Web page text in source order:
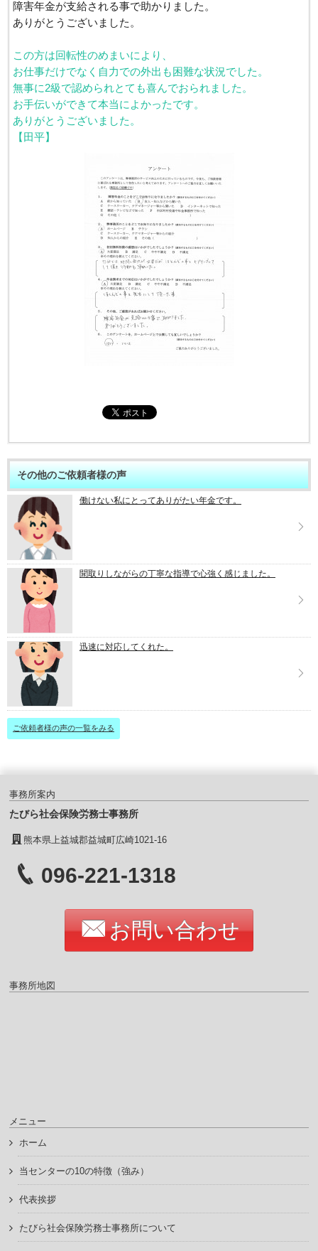
障害年金が支給される事で助かりました。
ありがとうございました。
この方は回転性のめまいにより、
お仕事だけでなく自力での外出も困難な状況でした。
無事に2級で認められとても喜んでおられました。
お手伝いができて本当によかったです。
ありがとうございました。
【田平】
その他のご依頼者様の声
働けない私にとってありがたい年金です。
聞取りしながらの丁寧な指導で心強く感じました。
迅速に対応してくれた。
ご依頼者様の声の一覧をみる
事務所案内
たびら社会保険労務士事務所
熊本県上益城郡益城町広崎1021-16
096-221-1318
お問い合わせ
事務所地図
メニュー
ホーム
当センターの10の特徴（強み）
代表挨拶
たびら社会保険労務士事務所について